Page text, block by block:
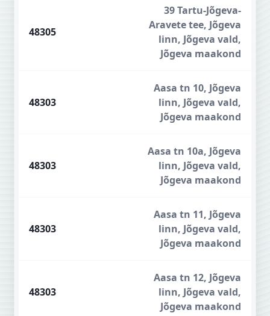
48305
39 Tartu-Jõgeva-
Aravete tee, Jõgeva
linn, Jõgeva vald,
Jõgeva maakond
48303
Aasa tn 10, Jõgeva
linn, Jõgeva vald,
Jõgeva maakond
48303
Aasa tn 10a, Jõgeva
linn, Jõgeva vald,
Jõgeva maakond
48303
Aasa tn 11, Jõgeva
linn, Jõgeva vald,
Jõgeva maakond
48303
Aasa tn 12, Jõgeva
linn, Jõgeva vald,
Jõgeva maakond